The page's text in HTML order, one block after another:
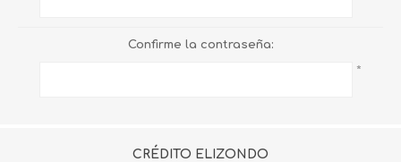
Confirme la contraseña:
*
CRÉDITO ELIZONDO